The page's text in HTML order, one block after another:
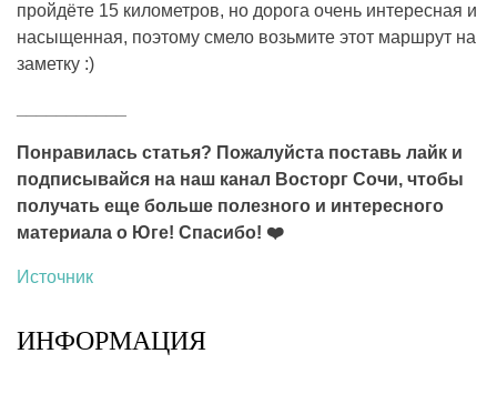
пройдёте 15 километров, но дорога очень интересная и
насыщенная, поэтому смело возьмите этот маршрут на
заметку :)
Понравилась статья? Пожалуйста поставь лайк и
подписывайся на наш канал Восторг Сочи, чтобы
получать еще больше полезного и интересного
материала о Юге! Спасибо! ❤️
Источник
ИНФОРМАЦИЯ